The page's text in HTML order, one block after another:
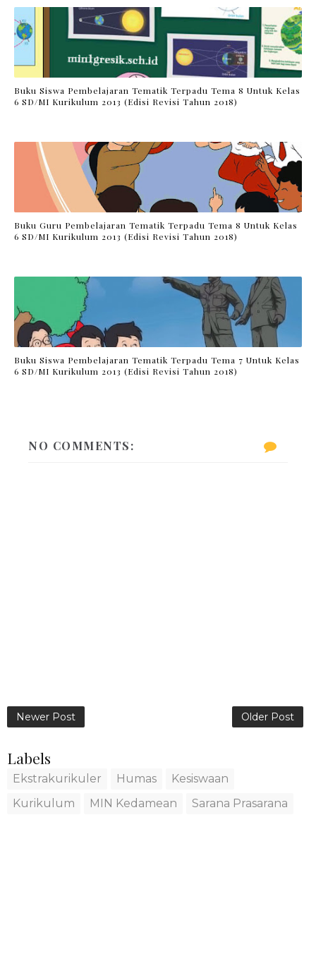
Buku Siswa Pembelajaran Tematik Terpadu Tema 8 Untuk Kelas
6 SD/MI Kurikulum 2013 (Edisi Revisi Tahun 2018)
Buku Guru Pembelajaran Tematik Terpadu Tema 8 Untuk Kelas
6 SD/MI Kurikulum 2013 (Edisi Revisi Tahun 2018)
Buku Siswa Pembelajaran Tematik Terpadu Tema 7 Untuk Kelas
6 SD/MI Kurikulum 2013 (Edisi Revisi Tahun 2018)
NO COMMENTS:
Newer Post Older Post
Labels
Ekstrakurikuler Humas
Kesiswaan
Kurikulum
MIN Kedamean Sarana Prasarana